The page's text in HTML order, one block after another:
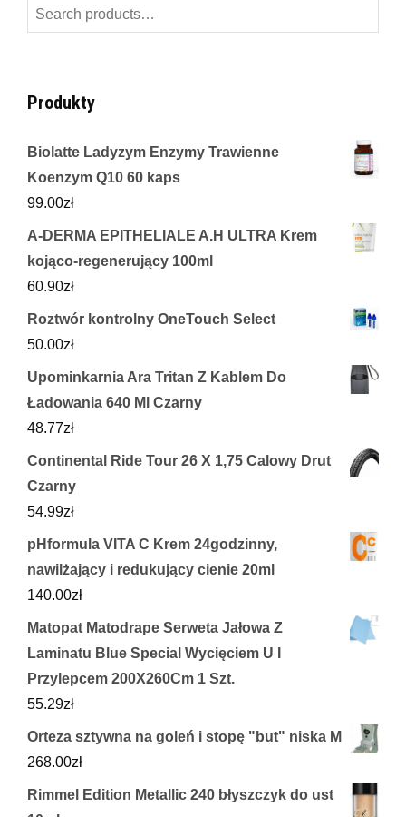
Search
for:
Produkty
Biolatte Ladyzym Enzymy Trawienne
Koenzym Q10 60 kaps
99.00zł
A-DERMA EPITHELIALE A.H ULTRA Krem
kojąco-regenerujący 100ml
60.90zł
Roztwór kontrolny OneTouch Select
50.00zł
Upominkarnia Ara Tritan Z Kablem Do
Ładowania 640 Ml Czarny
48.77zł
Continental Ride Tour 26 X 1,75 Calowy Drut
Czarny
54.99zł
pHformula VITA C Krem 24godzinny,
nawilżający i redukujący cienie 20ml
140.00zł
Matopat Matodrape Serweta Jałowa Z
Laminatu Blue Special Wycięciem U I
Przylepcem 200X260Cm 1 Szt.
55.29zł
Orteza sztywna na goleń i stopę "but" niska M
268.00zł
Rimmel Edition Metallic 240 błyszczyk do ust